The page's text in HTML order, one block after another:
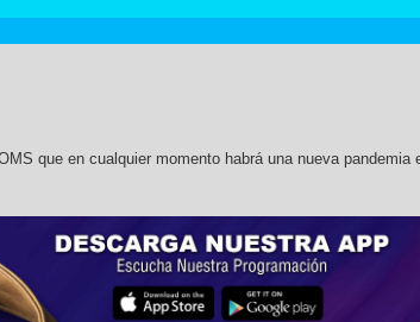
que en cualquier momento habrá una nueva pandemia